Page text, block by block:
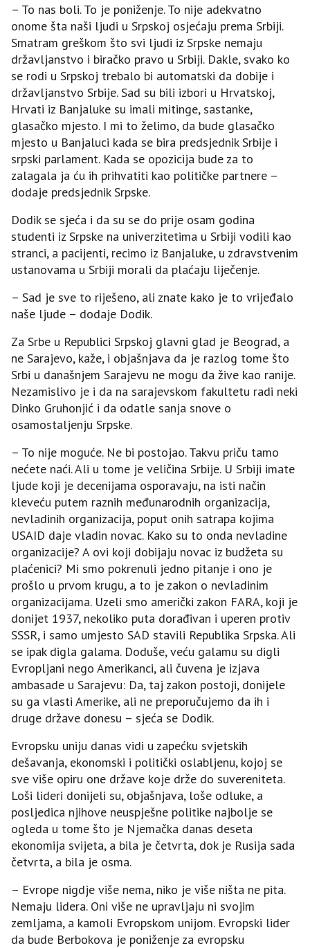
– To nas boli. To je poniženje. To nije adekvatno
onome šta naši ljudi u Srpskoj osjećaju prema Srbiji.
Smatram greškom što svi ljudi iz Srpske nemaju
državljanstvo i biračko pravo u Srbiji. Dakle, svako ko
se rodi u Srpskoj trebalo bi automatski da dobije i
državljanstvo Srbije. Sad su bili izbori u Hrvatskoj,
Hrvati iz Banjaluke su imali mitinge, sastanke,
glasačko mjesto. I mi to želimo, da bude glasačko
mjesto u Banjaluci kada se bira predsjednik Srbije i
srpski parlament. Kada se opozicija bude za to
zalagala ja ću ih prihvatiti kao političke partnere –
dodaje predsjednik Srpske.
Dodik se sjeća i da su se do prije osam godina
studenti iz Srpske na univerzitetima u Srbiji vodili kao
stranci, a pacijenti, recimo iz Banjaluke, u zdravstvenim
ustanovama u Srbiji morali da plaćaju liječenje.
– Sad je sve to riješeno, ali znate kako je to vrijeđalo
naše ljude – dodaje Dodik.
Za Srbe u Republici Srpskoj glavni glad je Beograd, a
ne Sarajevo, kaže, i objašnjava da je razlog tome što
Srbi u današnjem Sarajevu ne mogu da žive kao ranije.
Nezamislivo je i da na sarajevskom fakultetu radi neki
Dinko Gruhonjić i da odatle sanja snove o
osamostaljenju Srpske.
– To nije moguće. Ne bi postojao. Takvu priču tamo
nećete naći. Ali u tome je veličina Srbije. U Srbiji imate
ljude koji je decenijama osporavaju, na isti način
kleveću putem raznih međunarodnih organizacija,
nevladinih organizacija, poput onih satrapa kojima
USAID daje vladin novac. Kako su to onda nevladine
organizacije? A ovi koji dobijaju novac iz budžeta su
plaćenici? Mi smo pokrenuli jedno pitanje i ono je
prošlo u prvom krugu, a to je zakon o nevladinim
organizacijama. Uzeli smo američki zakon FARA, koji je
donijet 1937, nekoliko puta dorađivan i uperen protiv
SSSR, i samo umjesto SAD stavili Republika Srpska. Ali
se ipak digla galama. Doduše, veću galamu su digli
Evropljani nego Amerikanci, ali čuvena je izjava
ambasade u Sarajevu: Da, taj zakon postoji, donijele
su ga vlasti Amerike, ali ne preporučujemo da ih i
druge države donesu – sjeća se Dodik.
Evropsku uniju danas vidi u zapećku svjetskih
dešavanja, ekonomski i politički oslabljenu, kojoj se
sve više opiru one države koje drže do suvereniteta.
Loši lideri donijeli su, objašnjava, loše odluke, a
posljedica njihove neuspješne politike najbolje se
ogleda u tome što je Njemačka danas deseta
ekonomija svijeta, a bila je četvrta, dok je Rusija sada
četvrta, a bila je osma.
– Evrope nigdje više nema, niko je više ništa ne pita.
Nemaju lidera. Oni više ne upravljaju ni svojim
zemljama, a kamoli Evropskom unijom. Evropski lider
da bude Berbokova je poniženje za evropsku